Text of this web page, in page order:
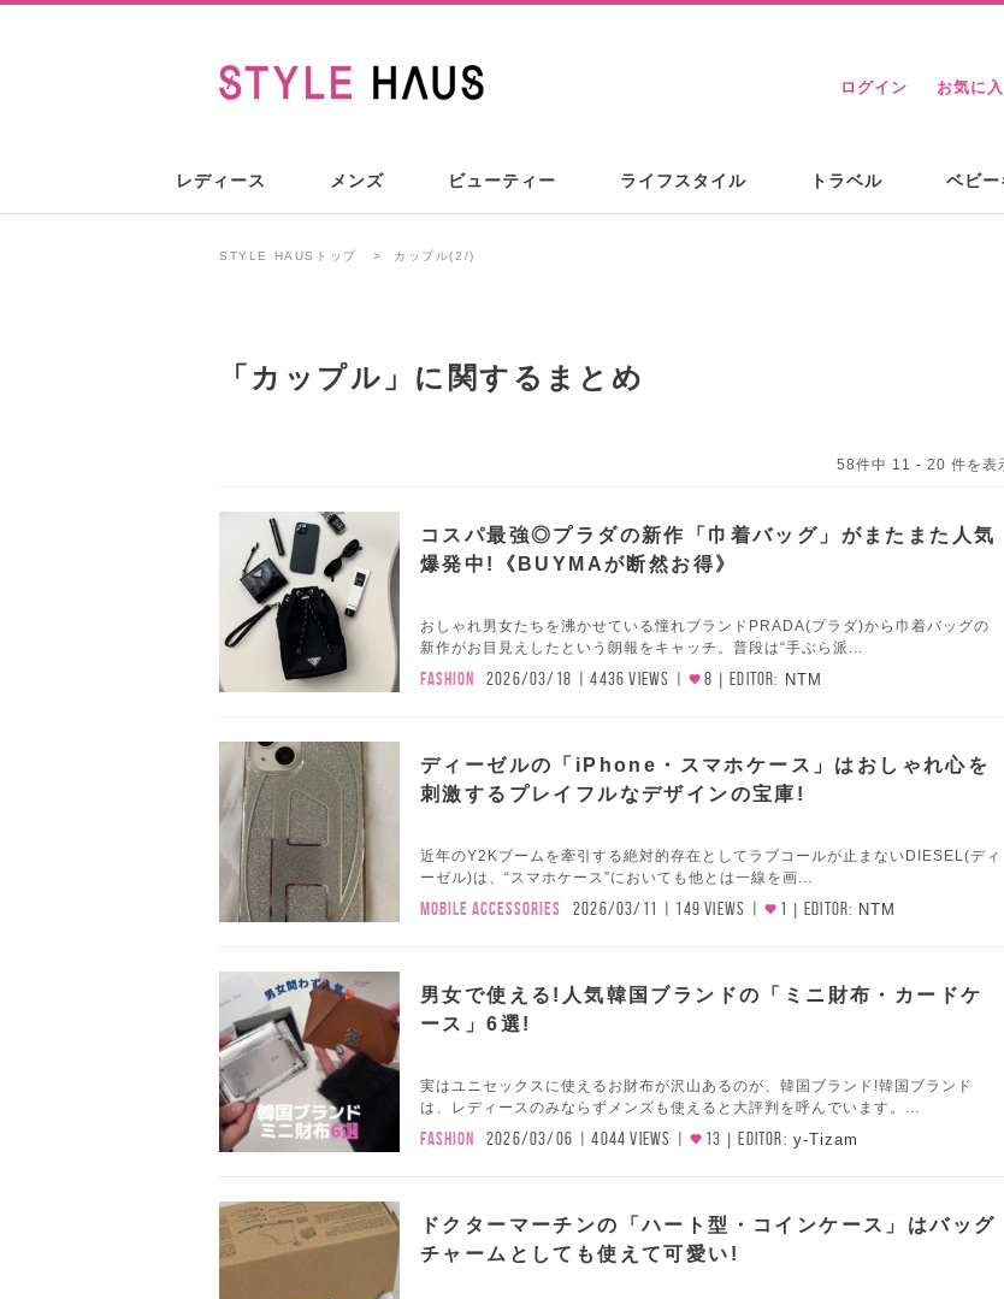
ログイン お気に
レディース メンズ ビューティー ライフスタイル トラベル ベビ
STYLE HAUSトップ カップル(2/)
「 カップル 」に関するまとめ
58件中 11 - 20 件を表
コスパ最強◎プラダの新作「巾着バッグ」がまたまた人気
爆発中!《BUYMAが断然お得》
おしゃれ男女たちを沸かせている憧れブランドPRADA(プラダ)から巾着バッグの
新作がお目見えしたという朗報をキャッチ。普段は“手ぶら派...
FASHION 2026/03/18 4436 VIEWS 8 EDITOR: NTM
ディーゼルの「iPhone・スマホケース」はおしゃれ心を
刺激するプレイフルなデザインの宝庫!
近年のY2Kブームを牽引する絶対的存在としてラブコールが止まないDIESEL(ディ
ーゼル)は、“スマホケース”においても他とは一線を画...
MOBILE ACCESSORIES 2026/03/11 149 VIEWS 1 EDITOR: NTM
男女で使える!人気韓国ブランドの「ミニ財布・カードケ
ース」6選!
実はユニセックスに使えるお財布が沢山あるのが、韓国ブランド!韓国ブランド
は、レディースのみならずメンズも使えると大評判を呼んでいます。...
FASHION 2026/03/06 4044 VIEWS 13 EDITOR: y-Tizam
ドクターマーチンの「ハート型・コインケース」はバッグ
チャームとしても使えて可愛い!